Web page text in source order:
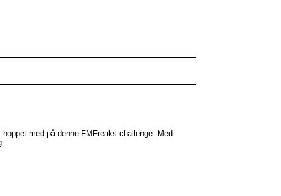
med på denne FMFreaks challenge. Med